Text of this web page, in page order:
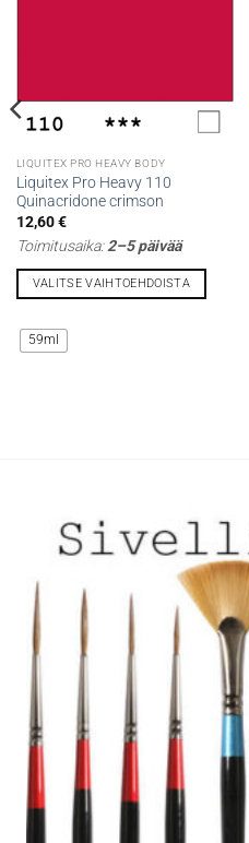
LIQUITEX PRO HEAVY BODY
Liquitex Pro Heavy 110
Quinacridone crimson
12,60€
Toimitusaika:2–5 päivää
VALITSE VAIHTOEHDOISTA
tuotteella
on
59ml